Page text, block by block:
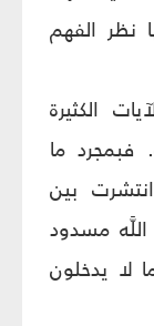
نظر الفهم
الكثيرة
فبمجرد ما
بين
مسدود
لا يدخلون